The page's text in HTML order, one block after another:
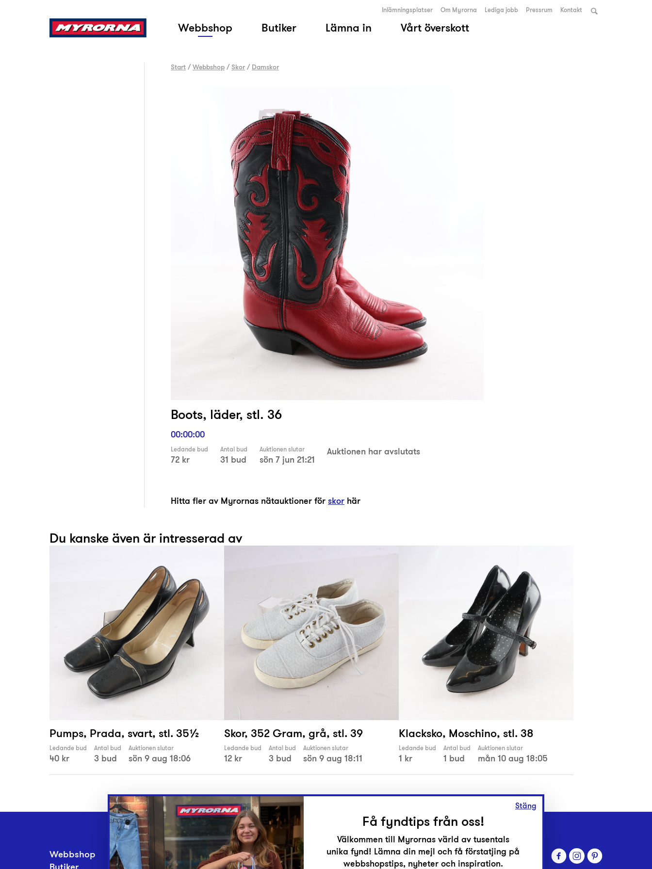
Webbshop Butiker Lämna in Vårt överskott
Inlämningsplatser Om Myrorna Lediga jobb Pressrum Kontakt
Start /Webbshop /Skor / Damskor
Boots, läder, stl. 36
00:00:00
Ledande bud
72 kr
Antal bud
31 bud
Auktionen slutar
sön 7 jun 21:21
Auktionen har avslutats
Hitta fler av Myrornas nätauktioner förskor här
Du kanske även är intresserad av
Pumps, Prada, svart, stl. 35½
Ledande bud
40 kr
Antal bud
3 bud
Auktionen slutar
sön 9 aug 18:06
Skor, 352 Gram, grå, stl. 39
Ledande bud
12 kr
Antal bud
3 bud
Auktionen slutar
sön 9 aug 18:11
Klacksko, Moschino, stl. 38
Ledande bud
1 kr
Antal bud
1 bud
Auktionen slutar
mån 10 aug 18:05
Webbshop
Inlämningsplatser
Stäng
Få fyndtips från oss!
Välkommen till Myrornas värld av tusentals
unika fynd! Lämna din mejl och få förstatjing på
webbshopstips, nyheter och inspiration.